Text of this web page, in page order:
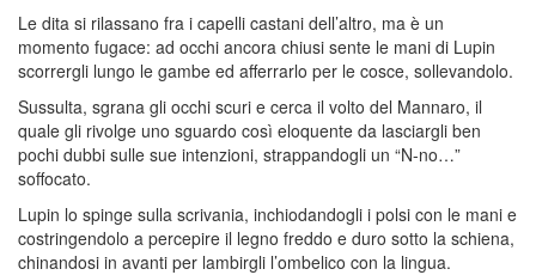
Le dita si rilassano fra i capelli castani dell’altro, ma è un
momento fugace: ad occhi ancora chiusi sente le mani di Lupin
scorrergli lungo le gambe ed afferrarlo per le cosce, sollevandolo.
Sussulta, sgrana gli occhi scuri e cerca il volto del Mannaro, il
quale gli rivolge uno sguardo così eloquente da lasciargli ben
pochi dubbi sulle sue intenzioni, strappandogli un “N-no…”
soffocato.
Lupin lo spinge sulla scrivania, inchiodandogli i polsi con le mani e
costringendolo a percepire il legno freddo e duro sotto la schiena,
chinandosi in avanti per lambirgli l’ombelico con la lingua.